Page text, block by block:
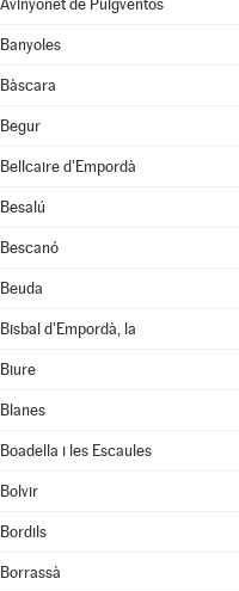
Avinyonet de Puigventós
Banyoles
Bàscara
Begur
Bellcaire d'Empordà
Besalú
Bescanó
Beuda
Bisbal d'Empordà, la
Biure
Blanes
Boadella i les Escaules
Bolvir
Bordils
Borrassà